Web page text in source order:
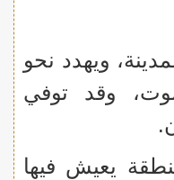
ويهدد نحو
وقد توفي
يعيش فيها